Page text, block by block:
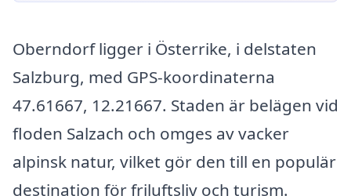
Oberndorf ligger i Österrike, i delstaten
Salzburg, med GPS-koordinaterna
47.61667, 12.21667. Staden är belägen vid
floden Salzach och omges av vacker
alpinsk natur, vilket gör den till en populär
destination för friluftsliv och turism.